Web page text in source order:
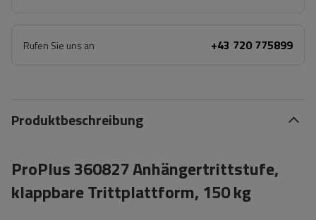
Rufen Sie uns an +43 720 775899
Produktbeschreibung
ProPlus 360827 Anhängertrittstufe,
klappbare Trittplattform, 150 kg